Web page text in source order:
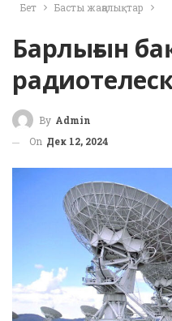
Бет Басты жаңалықтар
Барлығын
By Admin
On Дек 12, 2024